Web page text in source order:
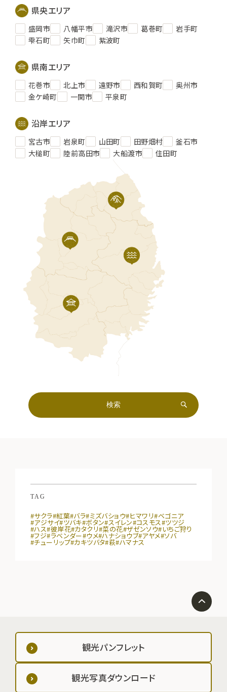
県央エリア
盛岡市 八幡平市 滝沢市 葛巻町
岩手町
雫石町
矢巾町 紫波町
県南エリア
花巻市 北上市 遠野市 西和賀町
奥州市
金ケ崎町
一関市 平泉町
沿岸エリア
宮古市 岩泉町 山田町 田野畑村
釜石市
大槌町
陸前高田市 大船渡市 住田町
TAG
#サクラ#紅葉#バラ#ミズバショウ#ヒマワリ#ベゴニア
#アジサイ#ツバキ#ボタン#スイレン#コスモス#ツツジ
#ハス#彼岸花#カタクリ#菜の花#ザゼンソウ#いちご狩り
#フジ#ラベンダー#ウメ#ハナショウブ#アヤメ#ソバ
#チューリップ#カキツバタ#萩#ハマナス
観光パンフレット
観光写真ダウンロード